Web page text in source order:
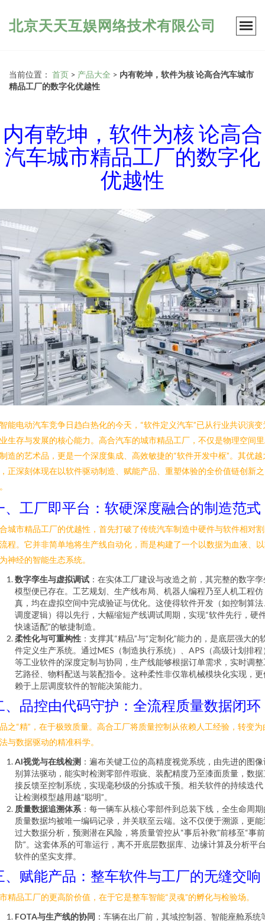
北京天天互娱网络技术有限公司
当前位置： 首页 > 产品大全 > 内有乾坤，软件为核 论高合汽车城市
精品工厂的数字化优越性
内有乾坤，软件为核 论高合
汽车城市精品工厂的数字化
优越性
能电动汽车竞争日趋白热化的今天，“软件定义汽车”已从行业共识演变
生存与发展的核心能力。高合汽车的城市精品工厂，不仅是物理空间
造的艺术品，更是一个深度集成、高效敏捷的“软件开发中枢”。其优越
正深刻体现在以软件驱动制造、赋能产品、重塑体验的全价值链创新之
、工厂即平台：软硬深度融合的制造范式
城市精品工厂的优越性，首先打破了传统汽车制造中硬件与软件相对
程。它并非简单地将生产线自动化，而是构建了一个以数据为血液、
神经的智能生态系统。
数字孪生与虚拟调试 ：在实体工厂建设与改造之前，其完整的数字
模型便已存在。工艺规划、生产线布局、机器人编程乃至人机工程仿
真，均在虚拟空间中完成验证与优化。这使得软件开发（如控制算法
调度逻辑）得以先行，大幅缩短产线调试周期，实现“软件先行，硬
快速适配”的敏捷制造。
柔性化与可重构性 ：支撑其“精品”与“定制化”能力的，是底层强大的
件定义生产系统。通过MES（制造执行系统）、APS（高级计划排程
等工业软件的深度定制与协同，生产线能够根据订单需求，实时调整
艺路径、物料配送与装配指令。这种柔性非仅靠机械模块化实现，更
赖于上层调度软件的智能决策能力。
、品控由代码守护：全流程质量数据闭环
之“精”，在于极致质量。高合工厂将质量控制从依赖人工经验，转变为
与数据驱动的精准科学。
AI视觉与在线检测 ：遍布关键工位的高精度视觉系统，由先进的图
别算法驱动，能实时检测零部件瑕疵、装配精度乃至漆面质量，数据
接反馈至控制系统，实现毫秒级的分拣或干预。相关软件的持续迭代
让检测模型越用越“聪明”。
质量数据追溯体系 ：每一辆车从核心零部件到总装下线，全生命周
质量数据均被唯一编码记录，并关联至云端。这不仅便于溯源，更能
过大数据分析，预测潜在风险，将质量管控从“事后补救”前移至“事
防”。这套体系的可靠运行，离不开底层数据库、边缘计算及分析平
软件的坚实支撑。
、赋能产品：整车软件与工厂的无缝交响
精品工厂的更高阶价值，在于它是整车智能“灵魂”的孵化与检验场。
FOTA与生产线的协同 ：车辆在出厂前，其域控制器、智能座舱系统